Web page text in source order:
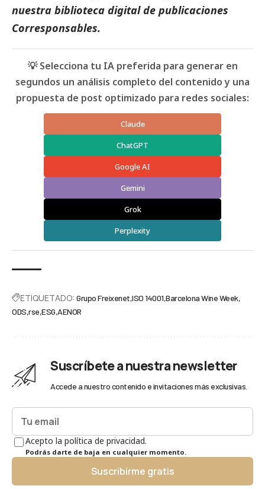
nuestra biblioteca digital de publicaciones
Corresponsables.
💡 Selecciona tu IA preferida para generar en
segundos un análisis completo del contenido y una
propuesta de post optimizado para redes sociales:
Claude
ChatGPT
Google AI
Gemini
Grok
Perplexity
ETIQUETADO: Grupo Freixenet ISO 14001 Barcelona Wine Week
ODS rse ESG AENOR
Suscríbete a nuestra newsletter
Accede a nuestro contenido e invitaciones más exclusivas.
Acepto la política de privacidad.
Podrás darte de baja en cualquier momento.
Suscribirme gratis